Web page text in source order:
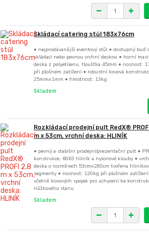
Skládací catering stůl 183x76cm
• nejprodávanější eventový stůl • dostupný buď
skládací nebo pevnou vrchní deskou • horní
deska z polyetilenu, tloušťka 45mm • nosnost:
při plošném zatížení • robustní kovová
25mmx1mm • hmotnost: 13kg
Skladem
Rozkládací prodejní pult RedX®
m x 53cm, vrchní deska: HLINÍK
• pevný a stabilní prodejní/prezentační pult •
konstrukce, 6063 hliník a nylonové klouby •
deska o rozměrech 53cmx280cm tvořena
segmenty • nosnost: 120kg při plošném
včetně kovových spojek pro uchycení ke
nůžkového stanu
Skladem